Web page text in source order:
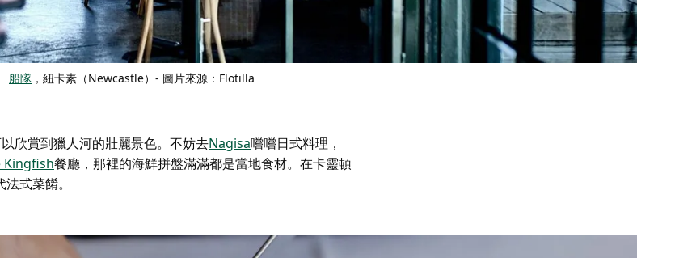
船隊 ，紐卡素（Newcastle）- 圖片來源：Flotilla
欣賞到獵人河的壯麗景色。不妨去Nagisa嚐嚐日式料理，
Kingfish餐廳， 那裡的海鮮拼盤滿滿都是當地食材。在卡靈頓
式菜餚。